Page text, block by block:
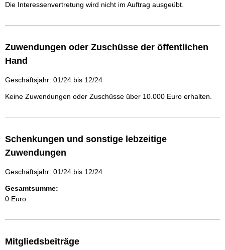
Die Interessenvertretung wird nicht im Auftrag ausgeübt.
Zuwendungen oder Zuschüsse der öffentlichen
Hand
Geschäftsjahr: 01/24 bis 12/24
Keine Zuwendungen oder Zuschüsse über 10.000 Euro erhalten.
Schenkungen und sonstige lebzeitige
Zuwendungen
Geschäftsjahr: 01/24 bis 12/24
Gesamtsumme:
0 Euro
Mitgliedsbeiträge